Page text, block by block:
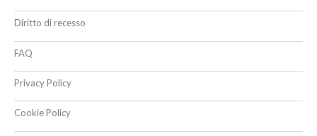
Diritto di recesso
FAQ
Privacy Policy
Cookie Policy